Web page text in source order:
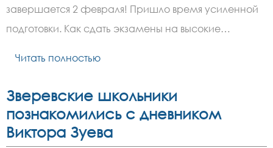
к
ЕГЭ
без
репетитора?
завершается 2 февраля! Пришло время усиленной
подготовки. Как сдать экзамены на высокие…
Читать полностью
Зверевские школьники
познакомились с дневником
Виктора Зуева